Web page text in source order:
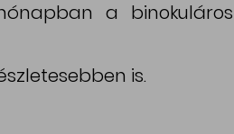
a binokuláros
is.